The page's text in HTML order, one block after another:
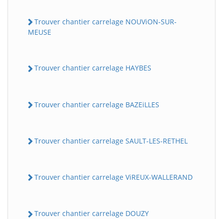
Trouver chantier carrelage NOUViON-SUR-
MEUSE
Trouver chantier carrelage HAYBES
Trouver chantier carrelage BAZEiLLES
Trouver chantier carrelage SAULT-LES-RETHEL
Trouver chantier carrelage ViREUX-WALLERAND
Trouver chantier carrelage DOUZY